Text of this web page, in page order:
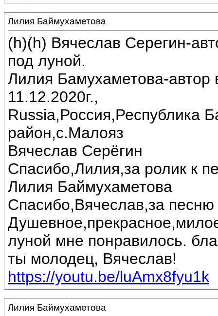
Лилия Баймухаметова
(h)(h) Вячеслав Серегин-
под луной.
Лилия Бамухаметова-автор
11.12.2020г.,
Russia,Россия,Республика
район,с.Малояз
Вячеслав Серёгин
Спасибо,Лилия,за ролик к
Лилия Баймухаметова
Спасибо,Вячеслав,за песню
луной мне понравилось.
ты молодец, Вячеслав!
https://youtu.be/luAmx8fyu1k
Лилия Баймухаметова